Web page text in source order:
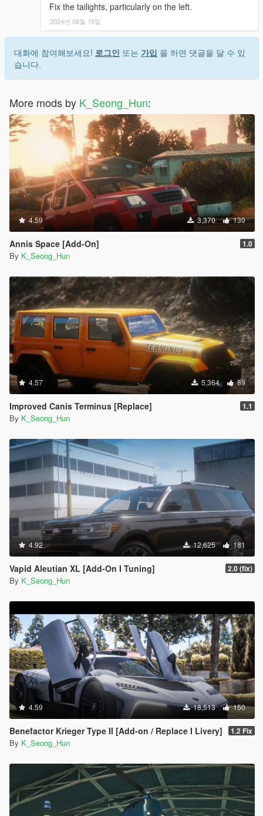
Fix the tailights, particularly on the left.
2024년 08월 15일
대화에 참여해보세요! 로그인 또는 가입 을 하면 댓글을 달 수 있
습니다.
More mods by K_Seong_Hun:
4.59 3,370 130
Annis Space [Add-On] 1.0
By K_Seong_Hun
4.57 5,364 89
Improved Canis Terminus [Replace] 1.1
By K_Seong_Hun
4.92 12,625 181
Vapid Aleutian XL [Add-On I Tuning] 2.0 (fix)
By K_Seong_Hun
4.59 18,513 150
Benefactor Krieger Type II [Add-on / Replace I Livery] 1.2 Fix
By K_Seong_Hun